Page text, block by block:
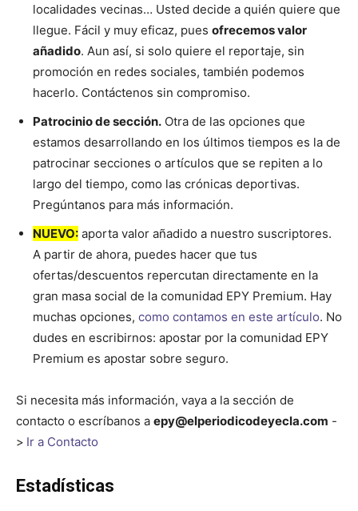
localidades vecinas… Usted decide a quién quiere que
llegue. Fácil y muy eficaz, pues ofrecemos valor
añadido. Aun así, si solo quiere el reportaje, sin
promoción en redes sociales, también podemos
hacerlo. Contáctenos sin compromiso.
Patrocinio de sección. Otra de las opciones que
estamos desarrollando en los últimos tiempos es la de
patrocinar secciones o artículos que se repiten a lo
largo del tiempo, como las crónicas deportivas.
Pregúntanos para más información.
NUEVO: aporta valor añadido a nuestro suscriptores.
A partir de ahora, puedes hacer que tus
ofertas/descuentos repercutan directamente en la
gran masa social de la comunidad EPY Premium. Hay
muchas opciones, como contamos en este artículo. No
dudes en escribirnos: apostar por la comunidad EPY
Premium es apostar sobre seguro.
Si necesita más información, vaya a la sección de
contacto o escríbanos a epy@elperiodicodeyecla.com -
> Ir a Contacto
Estadísticas